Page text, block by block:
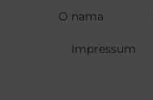
O nama
Impressum